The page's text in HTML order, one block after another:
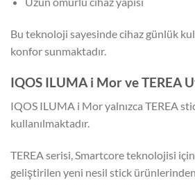
Bu teknoloji sayesinde cihaz günlük
konfor sunmaktadır.
IQOS ILUMA i Mor ve TEREA
IQOS ILUMA i Mor yalnızca TEREA
kullanılmaktadır.
TEREA serisi, Smartcore teknolojisi
geliştirilen yeni nesil stick